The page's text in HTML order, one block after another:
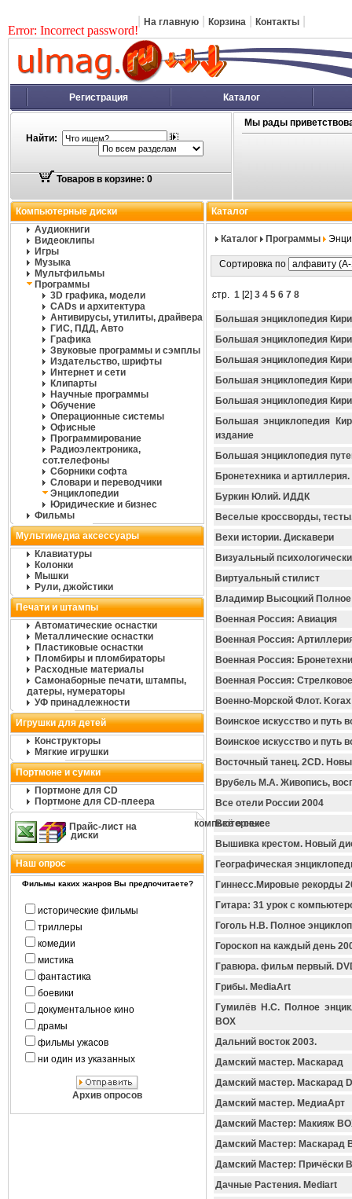
Error: Incorrect password!
На главную Корзина Контакты
Регистрация Каталог
Найти:
Товаров в корзине: 0
Мы рады
Компьютерные диски
Аудиокниги
Видеоклипы
Игры
Музыка
Мультфильмы
Программы
3D графика, модели
CADs и архитектура
Антивирусы, утилиты, драйвера
ГИС, ПДД, Авто
Графика
Звуковые программы и сэмплы
Издательство, шрифты
Интернет и сети
Клипарты
Научные программы
Обучение
Операционные системы
Офисные
Программирование
Радиоэлектроника,
сот.телефоны
Сборники софта
Словари и переводчики
Энциклопедии
Юридические и бизнес
Фильмы
Мультимедиа аксессуары
Клавиатуры
Колонки
Мышки
Рули, джойстики
Печати и штампы
Автоматические оснастки
Металлические оснастки
Пластиковые оснастки
Пломбиры и пломбираторы
Расходные материалы
Самонаборные печати, штампы,
датеры, нумераторы
УФ принадлежности
Игрушки для детей
Конструкторы
Мягкие игрушки
Портмоне и сумки
Портмоне для CD
Портмоне для CD-плеера
Прайс-лист на
компьютерные
диски
Наш опрос
Фильмы каких жанров Вы предпочитаете?
исторические фильмы
триллеры
комедии
мистика
фантастика
боевики
документальное кино
драмы
фильмы ужасов
ни один из указанных
Архив опросов
Каталог
Каталог Программы
Сортировка по
стр. 1 [2] 3 4 5 6 7 8
Большая энциклопедия
Большая энциклопедия
Большая энциклопедия
Большая энциклопедия
Большая энциклопедия
Большая энциклопедия
издание
Большая энциклопедия
Бронетехника и
Буркин Юлий. ИДДК
Веселые кроссворды,
Вехи истории. Дискавери
Визуальный
Виртуальный стилист
Владимир Высоцкий
Военная Россия: Авиация
Военная Россия:
Военная Россия:
Военная Россия:
Военно-Морской Флот. Korax
Воинское искусство и путь
Воинское искусство и путь
Восточный танец. 2CD.
Врубель М.А. Живопись,
Все отели России 2004
Всё о сексе
Вышивка крестом. Новый
Географическая
Гиннесс.Мировые рекорды
Гитара: 31 урок с
Гоголь Н.В. Полное
Гороскоп на каждый день
Гравюра. фильм первый.
Грибы. MediaArt
Гумилёв Н.С. Полное
BOX
Дальний восток 2003.
Дамский мастер. Маскарад
Дамский мастер. Маскарад
Дамский мастер. МедиаАрт
Дамский Мастер: Макияж
Дамский Мастер: Маскарад
Дамский Мастер: Причёски
Дачные Растения. Mediart